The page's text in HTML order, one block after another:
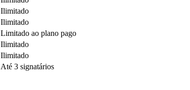
Ilimitado
Ilimitado
Limitado ao plano pago
Ilimitado
Ilimitado
Até 3 signatários